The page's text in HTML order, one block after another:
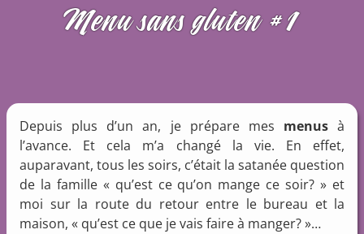
Menu sans gluten #1
Depuis plus d’un an, je prépare mes menusà
l’avance. Et cela m’a changé la vie. En effet,
auparavant, tous les soirs, c’était la satanée question
de la famille « qu’est ce qu’on mange ce soir? » et
moi sur la route du retour entre le bureau et la
maison, « qu’est ce que je vais faire à manger? »…